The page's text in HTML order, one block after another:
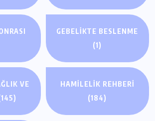
GEBELIKTE BESLENME
(1)
VE
HAMILELIK REHBERI
(184)